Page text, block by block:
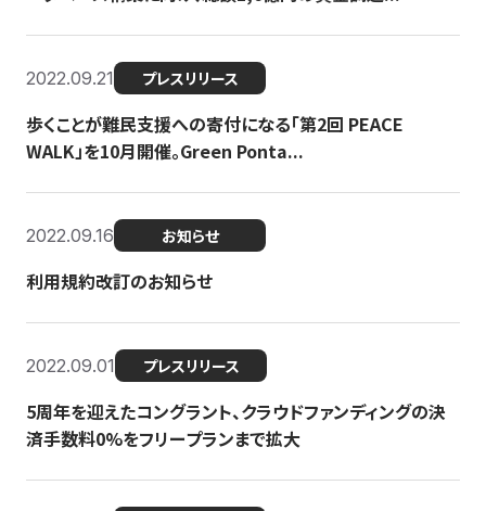
2022.09.21 プレスリリース
歩くことが難民支援への寄付になる「第2回 PEACE
WALK」を10月開催。Green Ponta...
2022.09.16 お知らせ
利用規約改訂のお知らせ
2022.09.01 プレスリリース
5周年を迎えたコングラント、クラウドファンディングの決
済手数料0%をフリープランまで拡大